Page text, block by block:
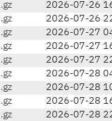
2026-07-26
2026-07-26
2026-07-27
2026-07-27
2026-07-27
2026-07-28
2026-07-28
2026-07-28
2026-07-28